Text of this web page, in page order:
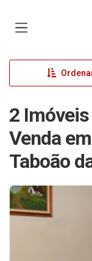
2
Venda
Taboão